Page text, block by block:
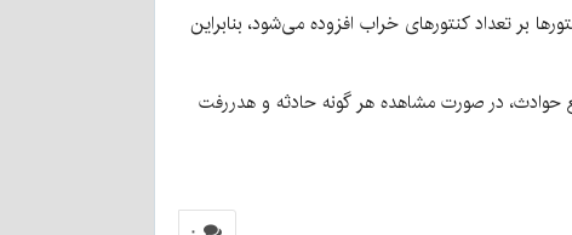
بر تعداد کنتورهای خراب افزوده می‌شود، بنابراین
حوادث، در صورت مشاهده هر گونه حادثه و هدررفت